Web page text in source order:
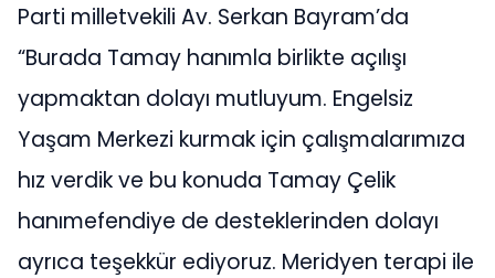
Parti milletvekili Av. Serkan Bayram’da
“Burada Tamay hanımla birlikte açılışı
yapmaktan dolayı mutluyum. Engelsiz
Yaşam Merkezi kurmak için çalışmalarımıza
hız verdik ve bu konuda Tamay Çelik
hanımefendiye de desteklerinden dolayı
ayrıca teşekkür ediyoruz. Meridyen terapi ile